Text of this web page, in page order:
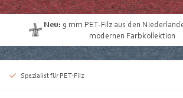
Neu: 9 mm PET-Filz aus den
modernen Farbkollektion
Spezialist für PET-Filz